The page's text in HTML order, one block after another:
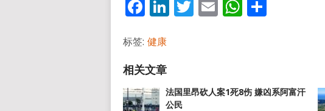
Facebook
LinkedIn
Twitter
EmailWhatsApp
标签: 健康
法国里昂砍人案1死8伤 嫌凶系阿富汗
公民